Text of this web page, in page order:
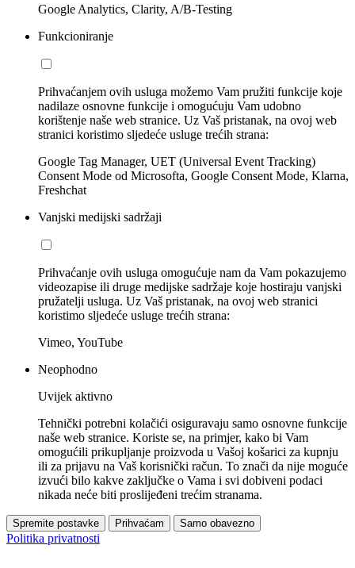
Google Analytics, Clarity, A/B-Testing
Funkcioniranje
Prihvaćanjem ovih usluga možemo Vam pružiti funkcije koje
nadilaze osnovne funkcije i omogućuju Vam udobno
korištenje naše web stranice. Uz Vaš pristanak, na ovoj web
stranici koristimo sljedeće usluge trećih strana:
Google Tag Manager, UET (Universal Event Tracking)
Consent Mode od Microsofta, Google Consent Mode, Klarna,
Freshchat
Vanjski medijski sadržaji
Prihvaćanje ovih usluga omogućuje nam da Vam pokazujemo
videozapise ili druge medijske sadržaje koje hostiraju vanjski
pružatelji usluga. Uz Vaš pristanak, na ovoj web stranici
koristimo sljedeće usluge trećih strana:
Vimeo, YouTube
Neophodno
Uvijek aktivno
Tehnički potrebni kolačići osiguravaju samo osnovne funkcije
naše web stranice. Koriste se, na primjer, kako bi Vam
omogućili prikupljanje proizvoda u Vašoj košarici za kupnju
ili za prijavu na Vaš korisnički račun. To znači da nije moguće
izvući bilo kakve zaključke o Vama i svi dobiveni podaci
nikada neće biti proslijeđeni trećim stranama.
Spremite postavke Prihvaćam Samo obavezno
Politika privatnosti